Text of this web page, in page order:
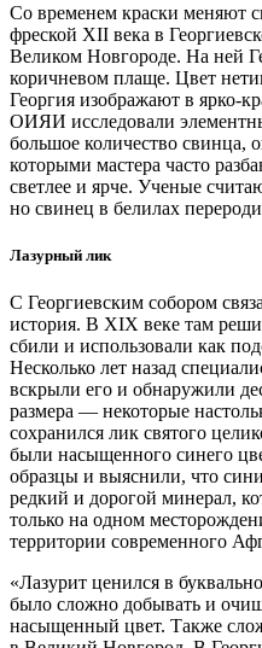
Со временем краски меняют
фреской XII века в
Великом Новгороде. На ней
коричневом плаще. Цвет
Георгия изображают в ярко-
ОИЯИ исследовали
большое количество свинца,
которыми мастера часто
светлее и ярче. Ученые
но свинец в белилах
Лазурный лик
С Георгиевским собором
история. В XIX веке там
сбили и использовали как
Несколько лет назад
вскрыли его и обнаружили
размера — ​некоторые
сохранился лик святого
были насыщенного синего
образцы и выяснили, что
редкий и дорогой минерал,
только на одном
территории современного
«Лазурит ценился в
было сложно добывать и
насыщенный цвет. Также